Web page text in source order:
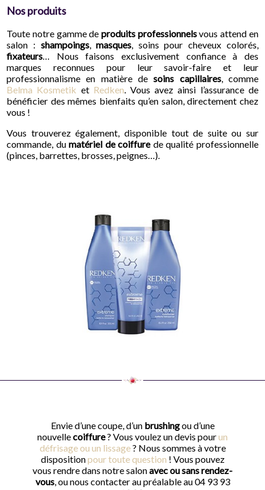
Nos produits
Toute notre gamme de produits professionnelsvous attend en
salon : shampoings,masques, soins pour cheveux colorés,
fixateurs… Nous faisons exclusivement confiance à des
marques reconnues pour leur savoir-faire et leur
professionnalisme en matière desoins capillaires, comme
Belma Kosmetik et Redken. Vous avez ainsi l’assurance de
bénéficier des mêmes bienfaits qu’en salon, directement chez
vous !
Vous trouverez également, disponible tout de suite ou sur
commande, dumatériel de coiffurede qualité professionnelle
(pinces, barrettes, brosses, peignes…).
Envie d’une coupe, d’un brushingou d’une
nouvellecoiffure? Vous voulez un devis pourun
défrisage ou un lissage? Nous sommes à votre
dispositionpour toute question ! Vous pouvez
vous rendre dans notre salonavec ou sans rendez-
vous, ou nous contacter au préalable au 04 93 93